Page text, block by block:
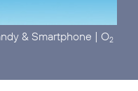
& Smartphone | O2